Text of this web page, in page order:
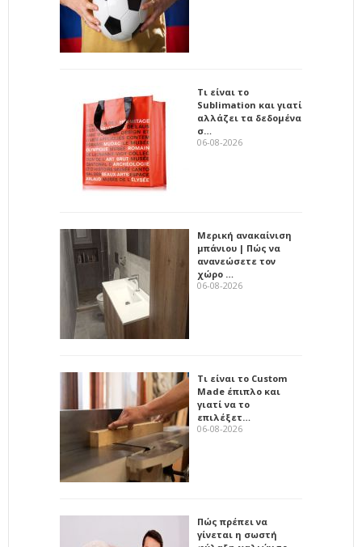
Τι είναι το
Sublimation και γιατί
αλλάζει τα δεδομένα
σ…
06-08-2026
Μερική ανακαίνιση
μπάνιου | Πώς να
ανανεώσετε τον
χώρο …
06-08-2026
Τι είναι το Custom
Made έπιπλο και
γιατί να το
επιλέξετ…
06-08-2026
Πώς πρέπει να
γίνεται η σωστή